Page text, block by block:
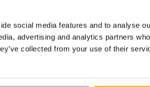
social media features and to analyse
advertising and analytics partners
collected from your use of their